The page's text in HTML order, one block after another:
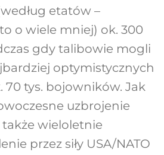
etatów –
o wiele mniej) ok. 300
gdy talibowie mogli
optymistycznych
70 tys. bojowników. Jak
uzbrojenie
także wieloletnie
przez siły USA/NATO